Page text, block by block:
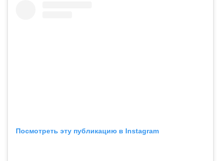
Посмотреть эту публикацию в Instagram